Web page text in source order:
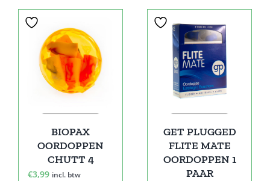
BIOPAX
OORDOPPEN
CHUTT 4
€3,99 incl. btw
GET PLUGGED
FLITE MATE
OORDOPPEN 1
PAAR